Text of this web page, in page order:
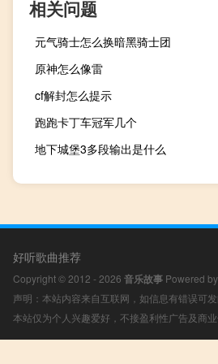
相关问题
元气骑士怎么换暗黑骑士团
原神怎么像雷
cf解封怎么提示
跑跑卡丁车冠军几个
地下城堡3多段输出是什么
好听歌曲推荐
Copyright © 2012 - 2026 音乐故事 Powered by
声明：本站内容来自互联网，如信息有错误可
本站仅为个人兴趣爱好，不接盈利性广告及商